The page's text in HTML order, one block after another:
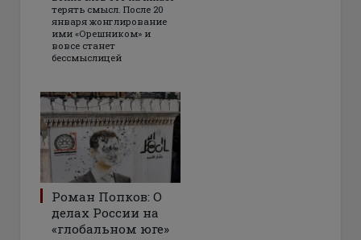
терять смысл. После 20
января жонглирование
ими «Орешником» и
вовсе станет
бессмыслицей
Роман Попков: О
делах России на
«глобальном юге»